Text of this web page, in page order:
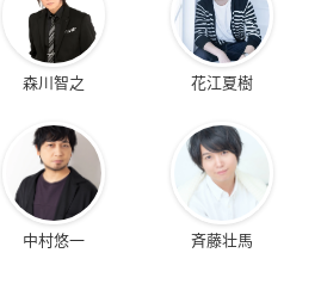
森川智之 花江夏樹
中村悠一 斉藤壮馬